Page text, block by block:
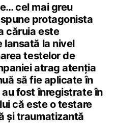
cel mai greu
protagonista
căruia este
lansată la nivel
testelor de
atrag atenția
să fie aplicate în
au fost înregistrate în
că este o testare
și traumatizantă